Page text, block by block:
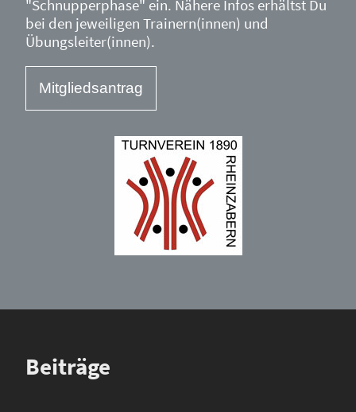
"Schnupperphase" ein. Nähere Infos erhältst Du
bei den jeweiligen Trainern(innen) und
Übungsleiter(innen).
Mitgliedsantrag
Beiträge